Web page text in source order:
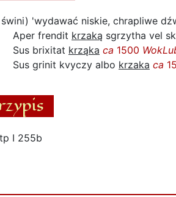
'wydawać niskie, chrapliwe
Aper frendit krzaką sgrzytha vel
Sus brixitat krząka ca 1500
Sus grinit kvyczy albo krzaka ca
I 255b